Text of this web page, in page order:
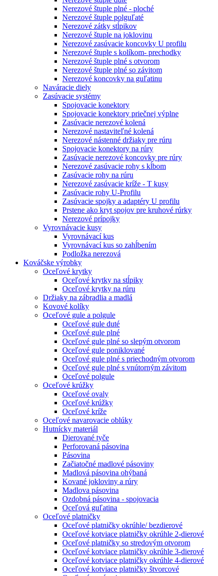
Nerezové štuple plné - ploché
Nerezové štuple polguľaté
Nerezové zátky stĺpikov
Nerezové štuple na joklovinu
Nerezové zasúvacie koncovky U profilu
Nerezové štuple s kolíkom- prechodky
Nerezové štuple plné s otvorom
Nerezové štuple plné so závitom
Nerezové koncovky na guľatinu
Naváracie diely
Zasúvacie systémy
Spojovacie konektory
Spojovacie konektory priečnej výplne
Zasúvacie nerezové kolená
Nerezové nastaviteľné kolená
Nerezové nástenné držiaky pre rúru
Spojovacie konektory na rúry
Zasúvacie nerezové koncovky pre rúry
Nerezové zasúvacie rohy s kĺbom
Zasúvacie rohy na rúru
Nerezové zasúvacie kríže - T kusy
Zasúvacie rohy U-Profilu
Zasúvacie spojky a adaptéry U profilu
Prstene ako kryt spojov pre kruhové rúrky
Nerezové prípojky
Vyrovnávacie kusy
Vyrovnávací kus
Vyrovnávací kus so zahĺbením
Podložka nerezová
Kováčske výrobky
Oceľové krytky
Oceľové krytky na stĺpiky
Oceľové krytky na rúru
Držiaky na zábradlia a madlá
Kovové kolíky
Oceľové gule a polgule
Oceľové gule duté
Oceľové gule plné
Oceľové gule plné so slepým otvorom
Oceľové gule poniklované
Oceľové gule plné s priechodným otvorom
Oceľové gule plné s vnútorným závitom
Oceľové polgule
Oceľové krúžky
Oceľové ovaly
Oceľové krúžky
Oceľové kríže
Oceľové navarovacie oblúky
Hutnícky materiál
Dierované tyče
Perforovaná pásovina
Pásovina
Začiatočné madlové pásoviny
Madlová pásovina ohýbaná
Kované jokloviny a rúry
Madlova pásovina
Ozdobná pásovina - spojovacia
Oceľová guľatina
Oceľové platničky
Oceľové platničky okrúhle/ bezdierové
Oceľové kotviace platničky okrúhle 2-dierové
Oceľové platničky so stredovým otvorom
Oceľové kotviace platničky okrúhle 3-dierové
Oceľové kotviace platničky okrúhle 4-dierové
Oceľové kotviace platničky štvorcové